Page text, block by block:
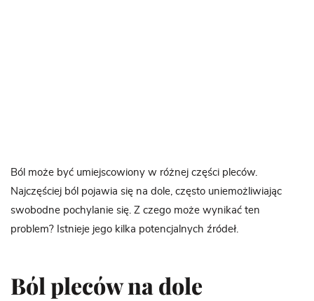
Ból może być umiejscowiony w różnej części pleców.
Najczęściej ból pojawia się na dole, często uniemożliwiając
swobodne pochylanie się. Z czego może wynikać ten
problem? Istnieje jego kilka potencjalnych źródeł.
Ból pleców na dole